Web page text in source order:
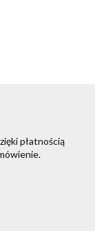
płatnością